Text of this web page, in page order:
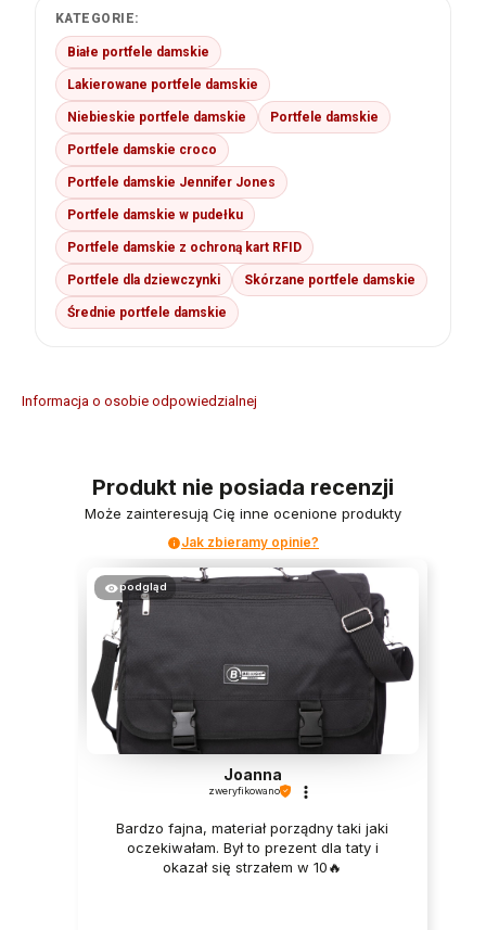
KATEGORIE:
Białe portfele damskie
Lakierowane portfele damskie
Niebieskie portfele damskie Portfele damskie
Portfele damskie croco
Portfele damskie Jennifer Jones
Portfele damskie w pudełku
Portfele damskie z ochroną kart RFID
Portfele dla dziewczynki Skórzane portfele damskie
Średnie portfele damskie
Informacja o osobie odpowiedzialnej
Produkt nie posiada recenzji
Może zainteresują Cię inne ocenione produkty
Jak zbieramy opinie?
podgląd
Joanna
zweryfikowano
Bardzo fajna, materiał porządny taki jaki
oczekiwałam. Był to prezent dla taty i
okazał się strzałem w 10🔥